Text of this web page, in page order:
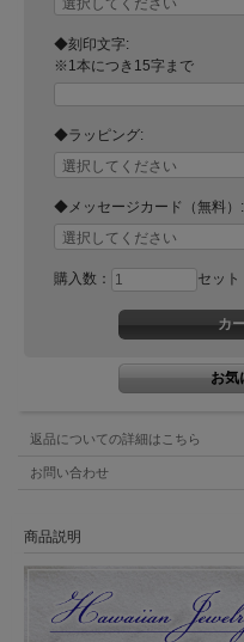
◆刻印文字:
※1本につき15字まで
◆ラッピング:
◆メッセージカード（無料）:
購入数： セット
返品についての詳細はこちら
お問い合わせ
商品説明